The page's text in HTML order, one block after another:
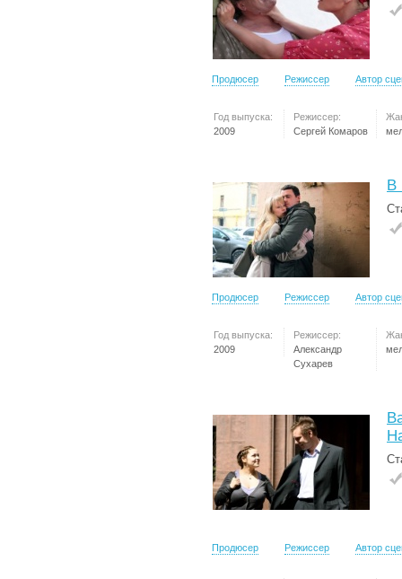
Продюсер Режиссер Автор
Год выпуска:
2009
Режиссер:
Сергей Комаров
В
Продюсер Режиссер Автор
Год выпуска:
2009
Режиссер:
Александр
Сухарев
Продюсер Режиссер Автор